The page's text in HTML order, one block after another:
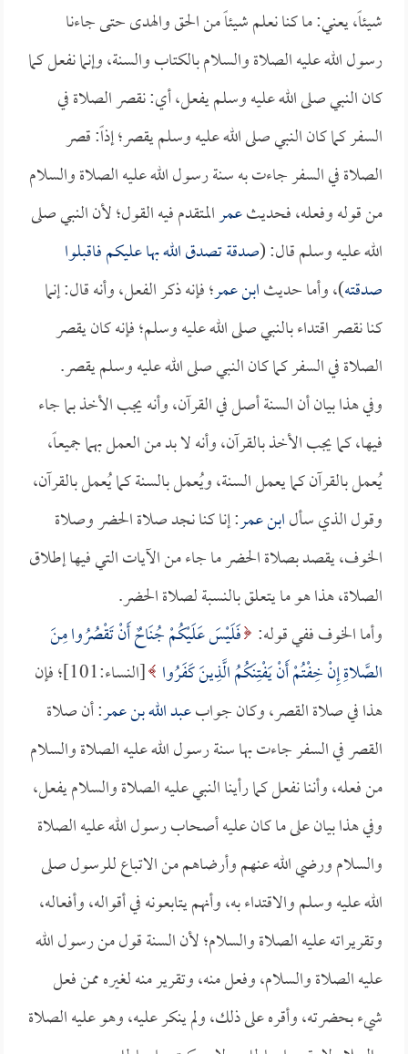
شيئاً، يعني: ما كنا نعلم شيئاً من الحق والهدى حتى جاءنا
رسول الله عليه الصلاة والسلام بالكتاب والسنة، وإنما نفعل كما
كان النبي صلى الله عليه وسلم يفعل، أي: نقصر الصلاة في
السفر كما كان النبي صلى الله عليه وسلم يقصر؛ إذاً: قصر
الصلاة في السفر جاءت به سنة رسول الله عليه الصلاة والسلام
من قوله وفعله، فحديثعمرالمتقدم فيه القول؛ لأن النبي صلى
الله عليه وسلم قال: (صدقة تصدق الله بها عليكم فاقبلوا
صدقته)، وأما حديثابن عمر؛ فإنه ذكر الفعل، وأنه قال: إنما
كنا نقصر اقتداء بالنبي صلى الله عليه وسلم؛ فإنه كان يقصر
الصلاة في السفر كما كان النبي صلى الله عليه وسلم يقصر.
وفي هذا بيان أن السنة أصل في القرآن، وأنه يجب الأخذ بما جاء
فيها، كما يجب الأخذ بالقرآن، وأنه لا بد من العمل بهما جميعاً،
يُعمل بالقرآن كما يعمل السنة، ويُعمل بالسنة كما يُعمل بالقرآن،
وقول الذي سألابن عمر: إنا كنا نجد صلاة الحضر وصلاة
الخوف، يقصد بصلاة الحضر ما جاء من الآيات التي فيها إطلاق
الصلاة، هذا هو ما يتعلق بالنسبة لصلاة الحضر.
وأما الخوف ففي قوله: فَلَيْسَ عَلَيْكُمْ جُنَاحٌ أَنْ تَقْصُرُوا مِنَ
الصَّلاةِ إِنْ خِفْتُمْ أَنْ يَفْتِنَكُمُ الَّذِينَ كَفَرُوا
[النساء:101]؛ فإن
هذا في صلاة القصر، وكان جوابعبد الله بن عمر: أن صلاة
القصر في السفر جاءت بها سنة رسول الله عليه الصلاة والسلام
من فعله، وأننا نفعل كما رأينا النبي عليه الصلاة والسلام يفعل،
وفي هذا بيان على ما كان عليه أصحاب رسول الله عليه الصلاة
والسلام ورضي الله عنهم وأرضاهم من الاتباع للرسول صلى
الله عليه وسلم والاقتداء به، وأنهم يتابعونه في أقواله، وأفعاله،
وتقريراته عليه الصلاة والسلام؛ لأن السنة قول من رسول الله
عليه الصلاة والسلام، وفعل منه، وتقرير منه لغيره ممن فعل
شيء بحضرته، وأقره على ذلك، ولم ينكر عليه، وهو عليه الصلاة